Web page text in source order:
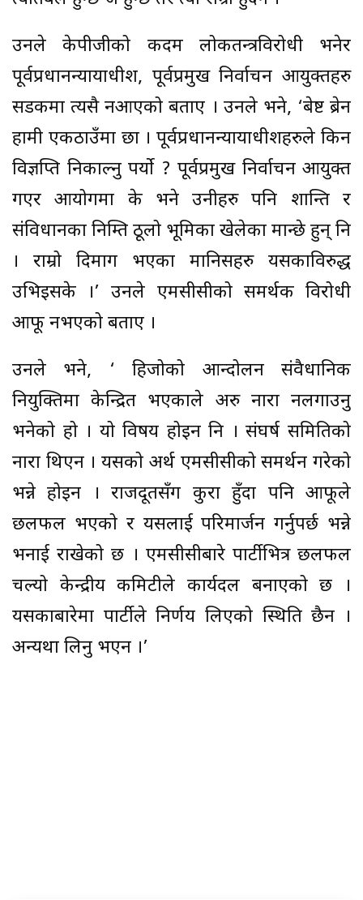
उनले केपीजीको कदम लोकतन्त्रविरोधी भनेर
पूर्वप्रधानन्यायाधीश, पूर्वप्रमुख निर्वाचन आयुक्तहरु
सडकमा त्यसै नआएको बताए । उनले भने, ‘बेष्ट ब्रेन
हामी एकठाउँमा छौं । पूर्वप्रधानन्यायाधीशहरुले किन
विज्ञप्ति निकाल्नु पर्यो ? पूर्वप्रमुख निर्वाचन आयुक्त
गएर आयोगमा के भने उनीहरु पनि शान्ति र
संविधानका निम्ति ठूलो भूमिका खेलेका मान्छे हुन् नि
। राम्रो दिमाग भएका मानिसहरु यसकाविरुद्ध
उभिइसके ।’ उनले एमसीसीको समर्थक विरोधी
आफू नभएको बताए ।
उनले भने, ‘ हिजोको आन्दोलन संवैधानिक
नियुक्तिमा केन्द्रित भएकाले अरु नारा नलगाउनु
भनेको हो । यो विषय होइन नि । संघर्ष समितिको
नारा थिएन । यसको अर्थ एमसीसीको समर्थन गरेको
भन्ने होइन । राजदूतसँग कुरा हुँदा पनि आफूले
छलफल भएको र यसलाई परिमार्जन गर्नुपर्छ भन्ने
भनाई राखेको छ । एमसीसीबारे पार्टीभित्र छलफल
चल्यो केन्द्रीय कमिटीले कार्यदल बनाएको छ ।
यसकाबारेमा पार्टीले निर्णय लिएको स्थिति छैन ।
अन्यथा लिनु भएन ।’